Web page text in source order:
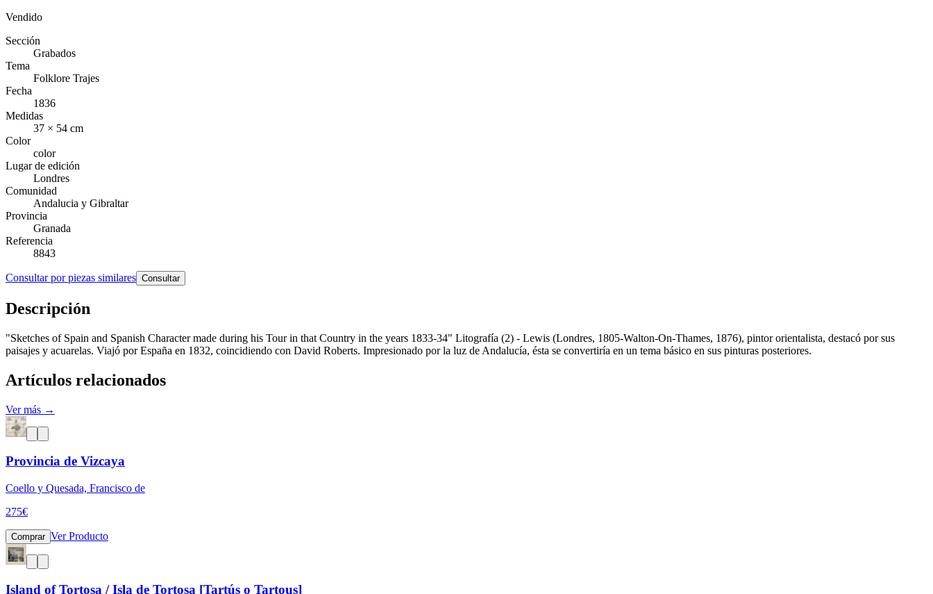
Vendido
Sección
Grabados
Tema
Folklore Trajes
Fecha
1836
Medidas
37 × 54 cm
Color
color
Lugar de edición
Londres
Comunidad
Andalucia y Gibraltar
Provincia
Granada
Referencia
8843
Consultar por piezas similares Consultar
Descripción
"Sketches of Spain and Spanish Character made during his Tour in that Country in the years 1833-34" Litografía (2) - Lewis (Londres, 1805-Walton-On-Thames, 1876), pintor orientalista, destacó por sus
paisajes y acuarelas. Viajó por España en 1832, coincidiendo con David Roberts. Impresionado por la luz de Andalucía, ésta se convertiría en un tema básico en sus pinturas posteriores.
Artículos relacionados
Ver más →
Provincia de Vizcaya
Coello y Quesada, Francisco de
275€
Comprar Ver Producto
Island of Tortosa / Isla de Tortosa [Tartús o Tartous]